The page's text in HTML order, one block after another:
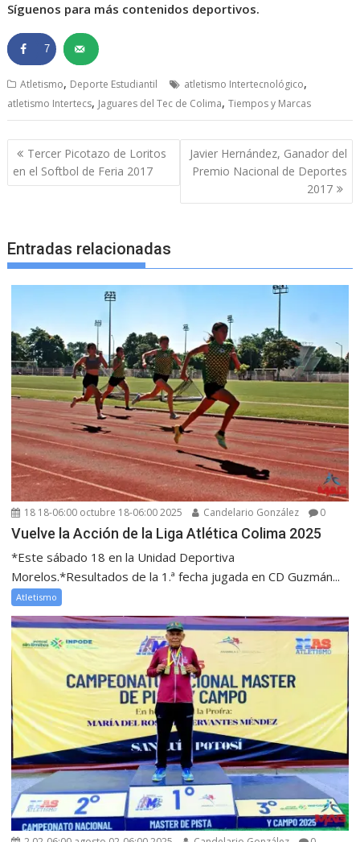
Síguenos para más contenidos deportivos.
7
Atletismo, Deporte Estudiantil atletismo Intertecnológico,
atletismo Intertecs, Jaguares del Tec de Colima,Tiempos y Marcas
Navegación
de
entradas
Tercer Picotazo de Loritos
en el Softbol de Feria 2017
Javier Hernández, Ganador del
Premio Nacional de Deportes
2017
Entradas relacionadas
18 18-06:00 octubre 18-06:00 2025 Candelario González 0
Vuelve la Acción de la Liga Atlética Colima 2025
*Este sábado 18 en la Unidad Deportiva
Morelos.*Resultados de la 1.ª fecha jugada en CD Guzmán...
Atletismo